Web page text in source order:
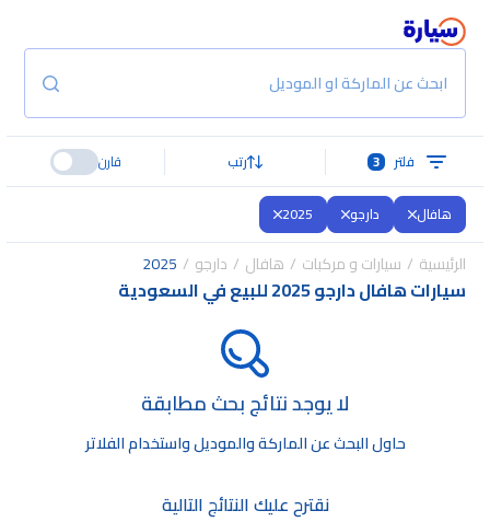
ابحث عن الماركة او الموديل
فلتر 3 رتب قارن
هافال دارجو 2025
الرئيسية سيارات و مركبات هافال دارجو 2025
سيارات هافال دارجو 2025 للبيع في السعودية
لا يوجد نتائج بحث مطابقة
حاول البحث عن الماركة والموديل واستخدام الفلاتر
نقترح عليك النتائج التالية